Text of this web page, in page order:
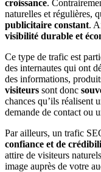
croissance.
naturelles et régulières,
publicitaire constant.
visibilité durable et
Ce type de trafic est
des internautes qui ont
des informations,
visiteurs sont donc
chances qu’ils réalisent
demande de contact ou
Par ailleurs, un trafic
confiance et de
attire de visiteurs
image auprès de votre